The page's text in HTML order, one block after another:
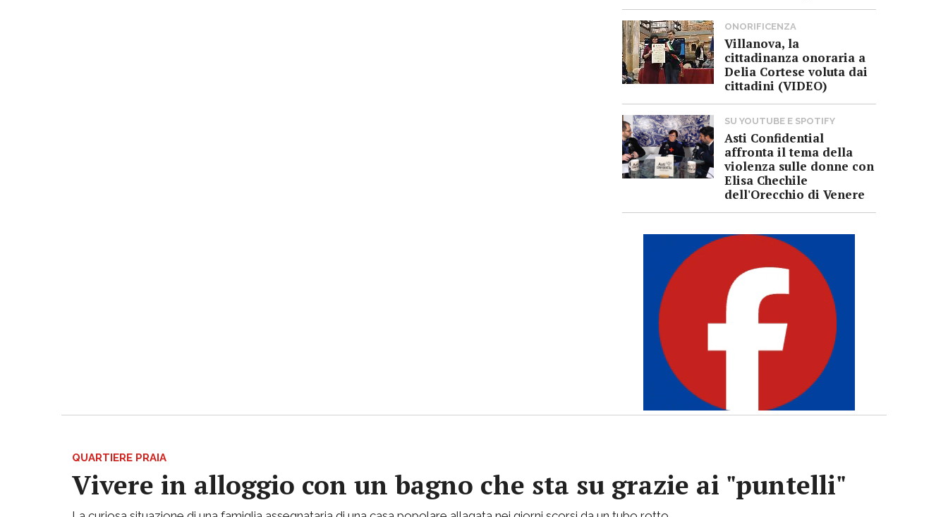
ONORIFICENZA
Villanova, la
cittadinanza onoraria a
Delia Cortese voluta dai
cittadini (VIDEO)
SU YOUTUBE E SPOTIFY
Asti Confidential
affronta il tema della
violenza sulle donne con
Elisa Chechile
dell'Orecchio di Venere
QUARTIERE PRAIA
Vivere in alloggio con un bagno che sta su grazie ai "puntelli"